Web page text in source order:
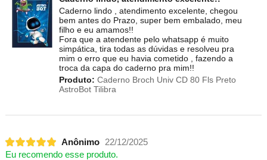
Caderno lindo , atendimento excelente, chegou
bem antes do Prazo, super bem embalado, meu
filho e eu amamos!!
Fora que a atendente pelo whatsapp é muito
simpática, tira todas as dúvidas e resolveu pra
mim o erro que eu havia cometido , fazendo a
troca da capa do caderno pra mim!!
Produto: Caderno Broch Univ CD 80 Fls Preto
AstroBot Tilibra
Anônimo
22/12/2025
Eu recomendo esse produto.